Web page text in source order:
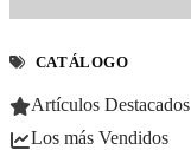
CATÁLOGO
Artículos Destacados
Los más Vendidos